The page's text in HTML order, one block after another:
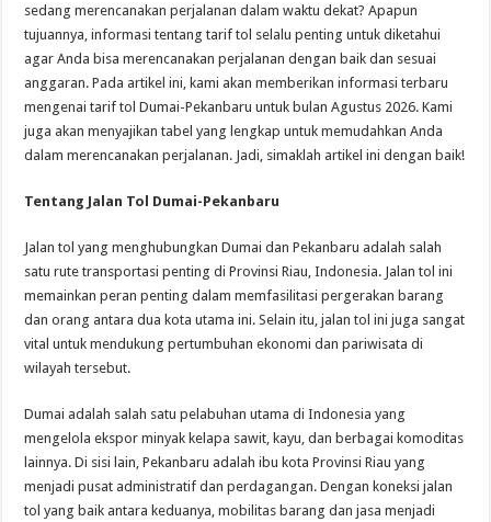
sedang merencanakan perjalanan dalam waktu dekat? Apapun
tujuannya, informasi tentang tarif tol selalu penting untuk diketahui
agar Anda bisa merencanakan perjalanan dengan baik dan sesuai
anggaran. Pada artikel ini, kami akan memberikan informasi terbaru
mengenai tarif tol Dumai-Pekanbaru untuk bulan Agustus 2026. Kami
juga akan menyajikan tabel yang lengkap untuk memudahkan Anda
dalam merencanakan perjalanan. Jadi, simaklah artikel ini dengan baik!
Tentang Jalan Tol Dumai-Pekanbaru
Jalan tol yang menghubungkan Dumai dan Pekanbaru adalah salah
satu rute transportasi penting di Provinsi Riau, Indonesia. Jalan tol ini
memainkan peran penting dalam memfasilitasi pergerakan barang
dan orang antara dua kota utama ini. Selain itu, jalan tol ini juga sangat
vital untuk mendukung pertumbuhan ekonomi dan pariwisata di
wilayah tersebut.
Dumai adalah salah satu pelabuhan utama di Indonesia yang
mengelola ekspor minyak kelapa sawit, kayu, dan berbagai komoditas
lainnya. Di sisi lain, Pekanbaru adalah ibu kota Provinsi Riau yang
menjadi pusat administratif dan perdagangan. Dengan koneksi jalan
tol yang baik antara keduanya, mobilitas barang dan jasa menjadi